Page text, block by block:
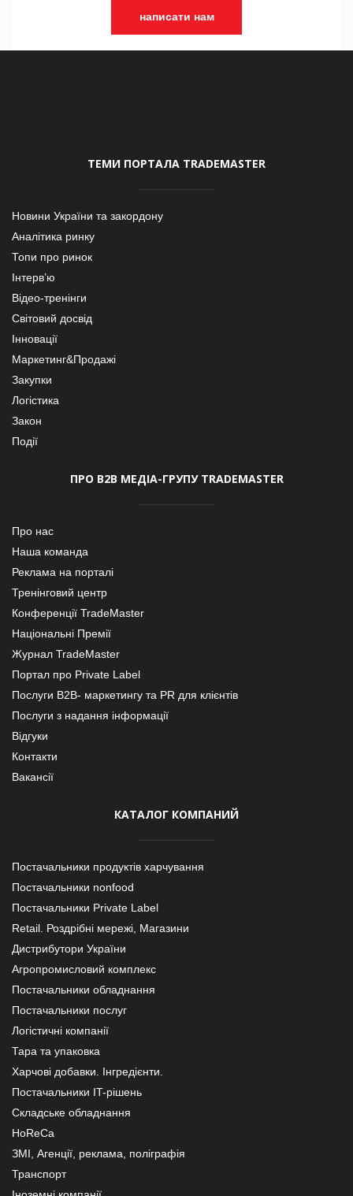
написати нам
ТЕМИ ПОРТАЛА TRADEMASTER
Новини України та закордону
Аналітика ринку
Топи про ринок
Інтерв’ю
Відео-тренінги
Світовий досвід
Інновації
Маркетинг&Продажі
Закупки
Логістика
Закон
Події
ПРО В2В МЕДІА-ГРУПУ TRADEMASTER
Про нас
Наша команда
Реклама на порталі
Тренінговий центр
Конференції TradeMaster
Національні Премії
Журнал TradeMaster
Портал про Private Label
Послуги В2В- маркетингу та PR для клієнтів
Послуги з надання інформації
Відгуки
Контакти
Вакансії
КАТАЛОГ КОМПАНИЙ
Постачальники продуктів харчування
Постачальники nonfood
Постачальники Private Label
Retail. Роздрібні мережі, Магазини
Дистрибутори України
Агропромисловий комплекс
Постачальники обладнання
Постачальники послуг
Логістичні компанії
Тара та упаковка
Харчові добавки. Інгредієнти.
Постачальники IT-рішень
Складське обладнання
HoReCa
ЗМІ, Агенції, реклама, поліграфія
Транспорт